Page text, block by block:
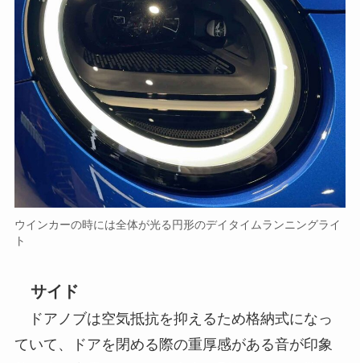
ウインカーの時には全体が光る円形のデイタイムランニングライ
ト
サイド
ドアノブは空気抵抗を抑えるため格納式になっ
ていて、ドアを閉める際の重厚感がある音が印象